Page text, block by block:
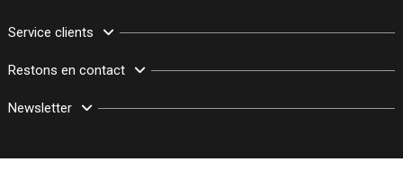
Service clients
Restons en contact
Newsletter